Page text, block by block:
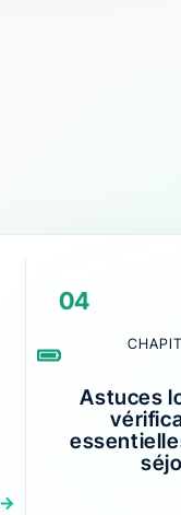
04
Astuces